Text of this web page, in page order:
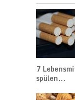
7
spülen...